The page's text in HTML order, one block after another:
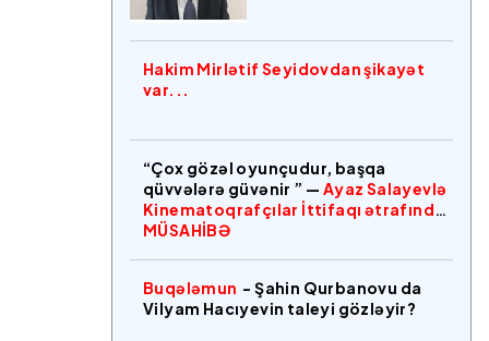
Hakim Mirlətif Seyidovdan şikayət
var...
“Çox gözəl oyunçudur, başqa
qüvvələrə güvənir ” — Ayaz Salayevlə
Kinematoqrafçılar İttifaqı ətrafında
MÜSAHİBƏ
Buqələmun - Şahin Qurbanovu da
Vilyam Hacıyevin taleyi gözləyir?